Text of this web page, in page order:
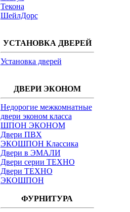
Текона
ШейлДорс
УСТАНОВКА ДВЕРЕЙ
Установка дверей
ДВЕРИ ЭКОНОМ
Недорогие межкомнатные
двери эконом класса
ШПОН ЭКОНОМ
Двери ПВХ
ЭКОШПОН Классика
Двери в ЭМАЛИ
Двери серии ТЕХНО
Двери ТЕХНО
ЭКОШПОН
ФУРНИТУРА